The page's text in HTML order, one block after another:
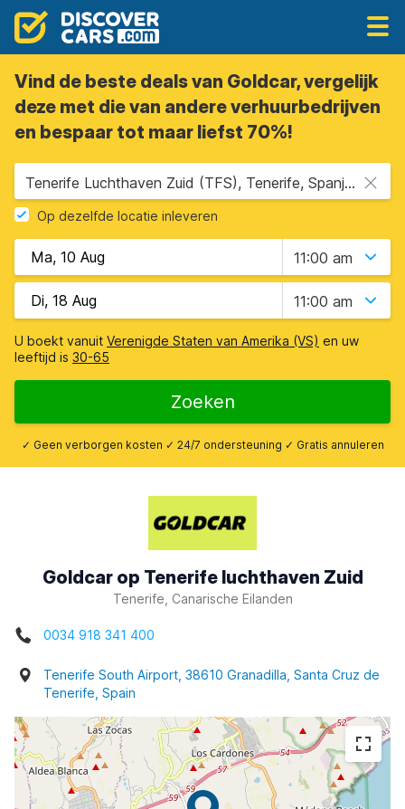
Vind de beste deals van Goldcar, vergelijk
deze met die van andere verhuurbedrijven
en bespaar tot maar liefst 70%!
Tenerife Luchthaven Zuid (TFS), Tenerife, Spanje - Canarische Eilanden
Op dezelfde locatie inleveren
11:00 am
11:00 am
U boekt vanuit Verenigde Staten van Amerika (VS) en uw
leeftijd is 30-65
Zoeken
✓ Geen verborgen kosten ✓ 24/7 ondersteuning ✓ Gratis annuleren
Goldcar op Tenerife luchthaven Zuid
Tenerife, Canarische Eilanden
0034 918 341 400
Tenerife South Airport, 38610 Granadilla, Santa Cruz de
Tenerife, Spain